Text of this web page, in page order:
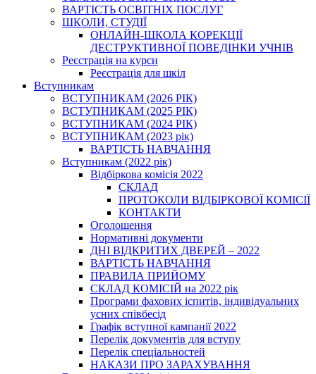
ВАРТІСТЬ ОСВІТНІХ ПОСЛУГ
ШКОЛИ, СТУДІЇ
ОНЛАЙН-ШКОЛА КОРЕКЦІЇ
ДЕСТРУКТИВНОЇ ПОВЕДІНКИ УЧНІВ
Реєстрація на курси
Реєстрація для шкіл
Вступникам
ВСТУПНИКАМ (2026 РІК)
ВСТУПНИКАМ (2025 РІК)
ВСТУПНИКАМ (2024 РІК)
ВСТУПНИКАМ (2023 рік)
ВАРТІСТЬ НАВЧАННЯ
Вступникам (2022 рік)
Відбіркова комісія 2022
СКЛАД
ПРОТОКОЛИ ВІДБІРКОВОЇ КОМІСІЇ
КОНТАКТИ
Оголошення
Нормативні документи
ДНІ ВІДКРИТИХ ДВЕРЕЙ – 2022
ВАРТІСТЬ НАВЧАННЯ
ПРАВИЛА ПРИЙОМУ
СКЛАД КОМІСІЙ на 2022 рік
Програми фахових іспитів, індивідуальних
усних співбесід
Графік вступної кампанії 2022
Перелік документів для вступу
Перелік спеціальностей
НАКАЗИ ПРО ЗАРАХУВАННЯ